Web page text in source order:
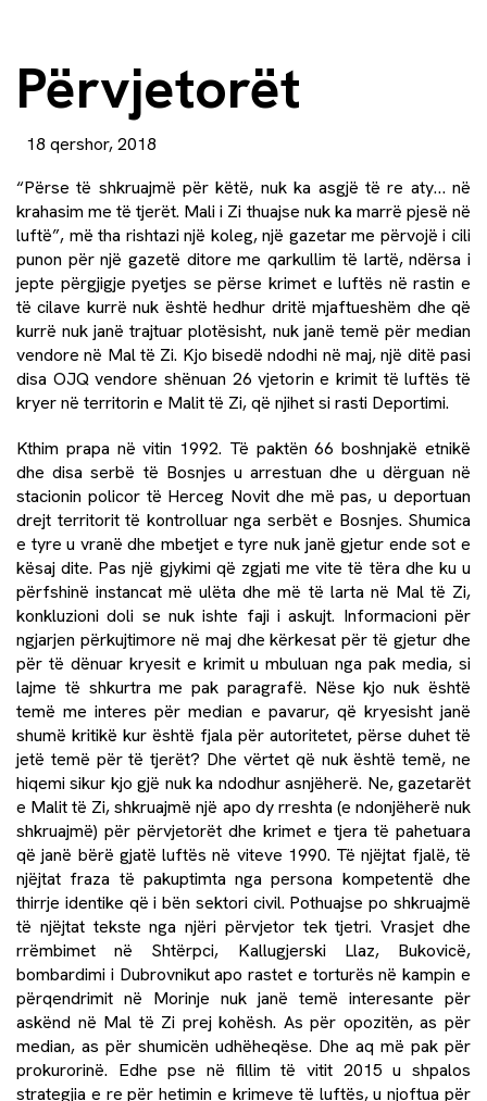
Përvjetorët
18 qershor, 2018
“Përse të shkruajmë për këtë, nuk ka asgjë të re aty… në
krahasim me të tjerët. Mali i Zi thuajse nuk ka marrë pjesë në
luftë”, më tha rishtazi një koleg, një gazetar me përvojë i cili
punon për një gazetë ditore me qarkullim të lartë, ndërsa i
jepte përgjigje pyetjes se përse krimet e luftës në rastin e
të cilave kurrë nuk është hedhur dritë mjaftueshëm dhe që
kurrë nuk janë trajtuar plotësisht, nuk janë temë për median
vendore në Mal të Zi. Kjo bisedë ndodhi në maj, një ditë pasi
disa OJQ vendore shënuan 26 vjetorin e krimit të luftës të
kryer në territorin e Malit të Zi, që njihet si rasti Deportimi.
Kthim prapa në vitin 1992. Të paktën 66 boshnjakë etnikë
dhe disa serbë të Bosnjes u arrestuan dhe u dërguan në
stacionin policor të Herceg Novit dhe më pas, u deportuan
drejt territorit të kontrolluar nga serbët e Bosnjes. Shumica
e tyre u vranë dhe mbetjet e tyre nuk janë gjetur ende sot e
kësaj dite. Pas një gjykimi që zgjati me vite të tëra dhe ku u
përfshinë instancat më ulëta dhe më të larta në Mal të Zi,
konkluzioni doli se nuk ishte faji i askujt. Informacioni për
ngjarjen përkujtimore në maj dhe kërkesat për të gjetur dhe
për të dënuar kryesit e krimit u mbuluan nga pak media, si
lajme të shkurtra me pak paragrafë. Nëse kjo nuk është
temë me interes për median e pavarur, që kryesisht janë
shumë kritikë kur është fjala për autoritetet, përse duhet të
jetë temë për të tjerët? Dhe vërtet që nuk është temë, ne
hiqemi sikur kjo gjë nuk ka ndodhur asnjëherë. Ne, gazetarët
e Malit të Zi, shkruajmë një apo dy rreshta (e ndonjëherë nuk
shkruajmë) për përvjetorët dhe krimet e tjera të pahetuara
që janë bërë gjatë luftës në viteve 1990. Të njëjtat fjalë, të
njëjtat fraza të pakuptimta nga persona kompetentë dhe
thirrje identike që i bën sektori civil. Pothuajse po shkruajmë
të njëjtat tekste nga njëri përvjetor tek tjetri. Vrasjet dhe
rrëmbimet në Shtërpci, Kallugjerski Llaz, Bukovicë,
bombardimi i Dubrovnikut apo rastet e torturës në kampin e
përqendrimit në Morinje nuk janë temë interesante për
askënd në Mal të Zi prej kohësh. As për opozitën, as për
median, as për shumicën udhëheqëse. Dhe aq më pak për
prokurorinë. Edhe pse në fillim të vitit 2015 u shpalos
strategjia e re për hetimin e krimeve të luftës, u njoftua për